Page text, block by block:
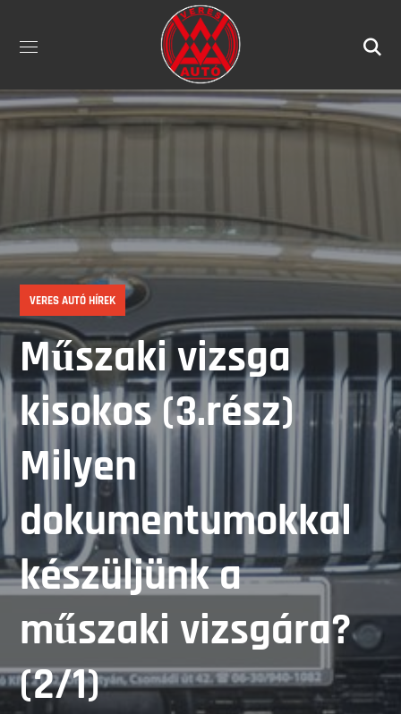
VERES AUTÓ HÍREK
Műszaki vizsga
kisokos (3.rész)
Milyen
dokumentumokkal
készüljünk a
műszaki vizsgára?
(2/1)